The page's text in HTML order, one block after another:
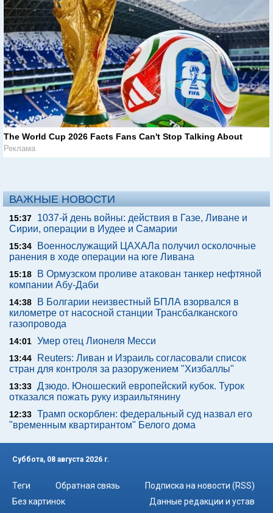
The World Cup 2026 Facts Fans Can't Stop Talking About
Реклама
ВАЖНЫЕ НОВОСТИ
15:37
1037-й день войны: действия в Газе, Ливане и
Сирии, операции в Иудее и Самарии
15:34
Военнослужащий ЦАХАЛа получил осколочные
ранения в ходе операции на юге Ливана
15:18
В Ормузском проливе атакован танкер нефтяной
компании Абу-Даби
14:38
В Болгарии неизвестный БПЛА взорвался в
километре от насосной станции Трансбалканского
газопровода
14:01 Умер отец Лионеля Месси
13:44
Reuters: Ливан и Израиль согласовали список
стран для контроля за разоружением "Хизбаллы"
13:33 Дзюдо. Юношеский европейский кубок. Турок
отказался пожать руку израильтянину
12:33 Трамп оскорблен: федеральный суд назвал его
"временным квартирантом" Белого дома
Суббота, 08 августа 2026 г.
Теги Обратная связь
Подписка на новости (RSS)
Без картинок
Данные редакции и устав